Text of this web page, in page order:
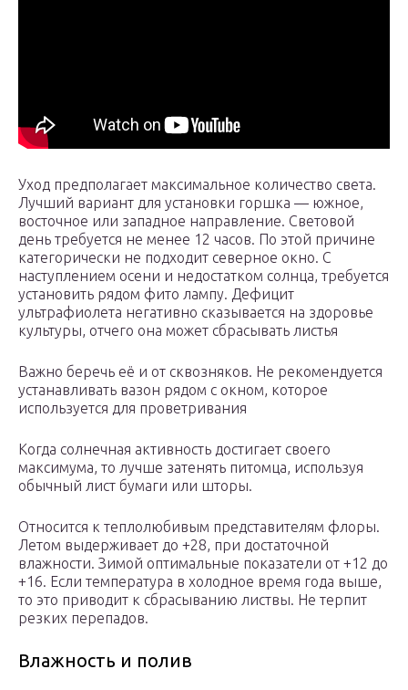
Уход предполагает максимальное количество света.
Лучший вариант для установки горшка — южное,
восточное или западное направление. Световой
день требуется не менее 12 часов. По этой причине
категорически не подходит северное окно. С
наступлением осени и недостатком солнца, требуется
установить рядом фито лампу. Дефицит
ультрафиолета негативно сказывается на здоровье
культуры, отчего она может сбрасывать листья
Важно беречь её и от сквозняков. Не рекомендуется
устанавливать вазон рядом с окном, которое
используется для проветривания
Когда солнечная активность достигает своего
максимума, то лучше затенять питомца, используя
обычный лист бумаги или шторы.
Относится к теплолюбивым представителям флоры.
Летом выдерживает до +28, при достаточной
влажности. Зимой оптимальные показатели от +12 до
+16. Если температура в холодное время года выше,
то это приводит к сбрасыванию листвы. Не терпит
резких перепадов.
Влажность и полив